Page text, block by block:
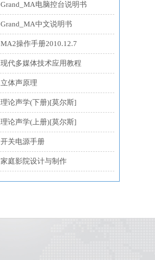
Grand_MA电脑控台说明书
Grand_MA中文说明书
MA2操作手册2010.12.7
现代多媒体技术应用教程
立体声原理
理论声学(下册)[莫尔斯]
理论声学(上册)[莫尔斯]
开关电源手册
家庭影院设计与制作